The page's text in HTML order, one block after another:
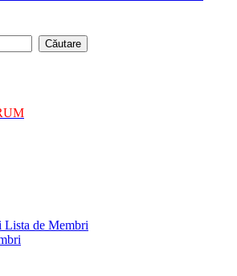
Lista de Membri